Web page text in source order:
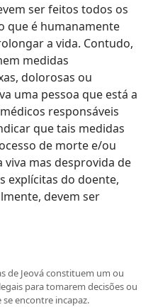
ser feitos todos os
que é humanamente
a vida. Contudo,
medidas
dolorosas ou
uma pessoa que está a
responsáveis
que tais medidas
de morte e/ou
mas desprovida de
explícitas do doente,
devem ser
de Jeová constituem um ou
para tomarem decisões ou
encontre incapaz.